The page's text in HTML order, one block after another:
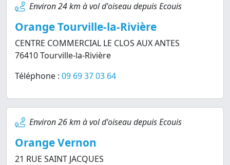
Environ 24 km à vol d'oiseau depuis Ecouis
Orange Tourville-la-Rivière
CENTRE COMMERCIAL LE CLOS AUX ANTES
76410 Tourville-la-Rivière
Téléphone : 09 69 37 03 64
Environ 26 km à vol d'oiseau depuis Ecouis
Orange Vernon
21 RUE SAINT JACQUES